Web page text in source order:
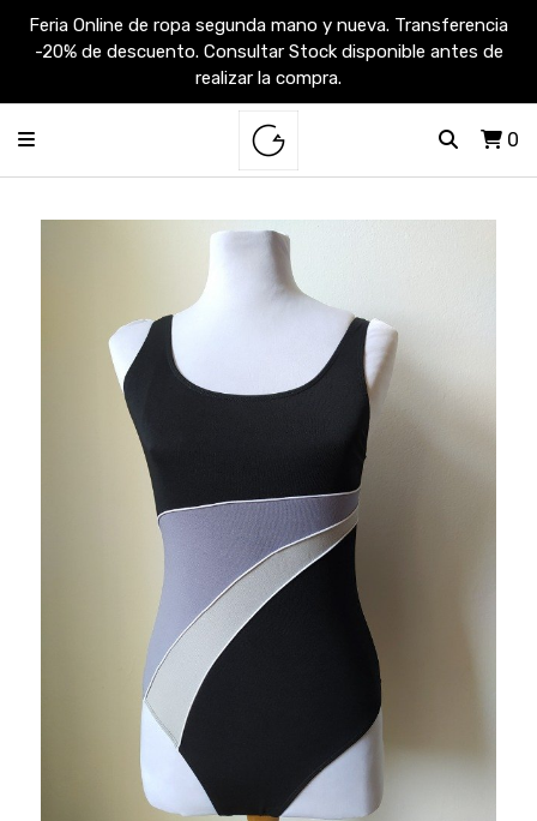
Feria Online de ropa segunda mano y nueva. Transferencia
-20% de descuento. Consultar Stock disponible antes de
realizar la compra.
0